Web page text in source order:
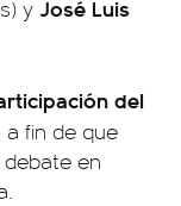
y José Luis
del
a fin de que
en